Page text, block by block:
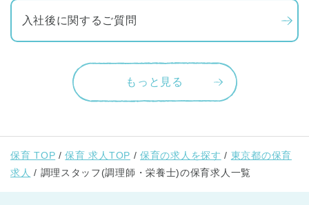
入社後に関するご質問
もっと見る
保育 TOP 保育 求人TOP 保育の求人を探す
東京都の保育
求人
調理スタッフ(調理師・栄養士)の保育求人一覧